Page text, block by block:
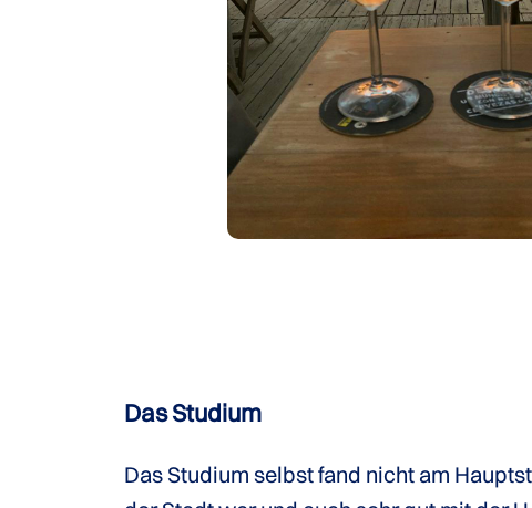
Das Studium
Das Studium selbst fand nicht am